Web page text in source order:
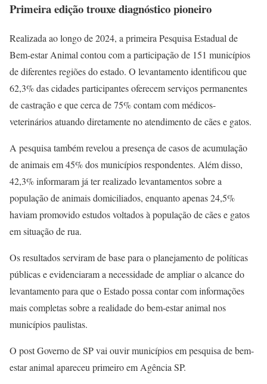
Primeira edição trouxe diagnóstico pioneiro
Realizada ao longo de 2024, a primeira Pesquisa Estadual de
Bem-estar Animal contou com a participação de 151 municípios
de diferentes regiões do estado. O levantamento identificou que
62,3% das cidades participantes oferecem serviços permanentes
de castração e que cerca de 75% contam com médicos-
veterinários atuando diretamente no atendimento de cães e gatos.
A pesquisa também revelou a presença de casos de acumulação
de animais em 45% dos municípios respondentes. Além disso,
42,3% informaram já ter realizado levantamentos sobre a
população de animais domiciliados, enquanto apenas 24,5%
haviam promovido estudos voltados à população de cães e gatos
em situação de rua.
Os resultados serviram de base para o planejamento de políticas
públicas e evidenciaram a necessidade de ampliar o alcance do
levantamento para que o Estado possa contar com informações
mais completas sobre a realidade do bem-estar animal nos
municípios paulistas.
O post Governo de SP vai ouvir municípios em pesquisa de bem-
estar animal apareceu primeiro em Agência SP.